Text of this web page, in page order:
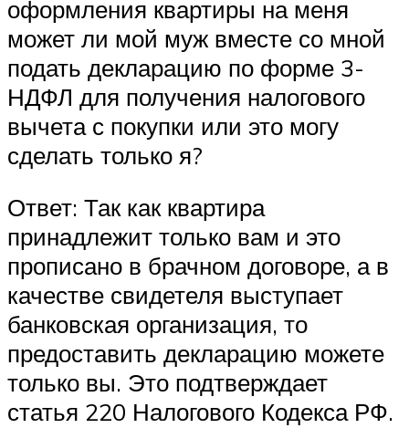
оформления квартиры на меня
может ли мой муж вместе со мной
подать декларацию по форме 3-
НДФЛ для получения налогового
вычета с покупки или это могу
сделать только я?
Ответ: Так как квартира
принадлежит только вам и это
прописано в брачном договоре, а в
качестве свидетеля выступает
банковская организация, то
предоставить декларацию можете
только вы. Это подтверждает
статья 220 Налогового Кодекса РФ.